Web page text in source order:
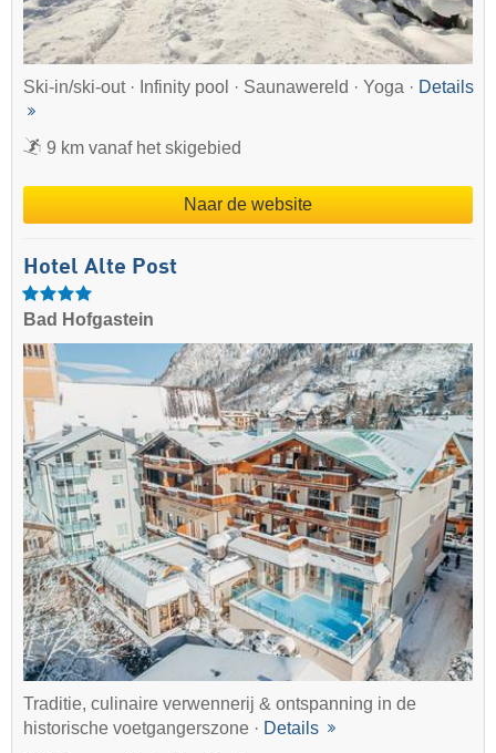
Ski-in/ski-out · Infinity pool · Saunawereld · Yoga · Details
9 km vanaf het skigebied
Naar de website
Hotel Alte Post
Bad Hofgastein
Traditie, culinaire verwennerij & ontspanning in de
historische voetgangerszone · Details